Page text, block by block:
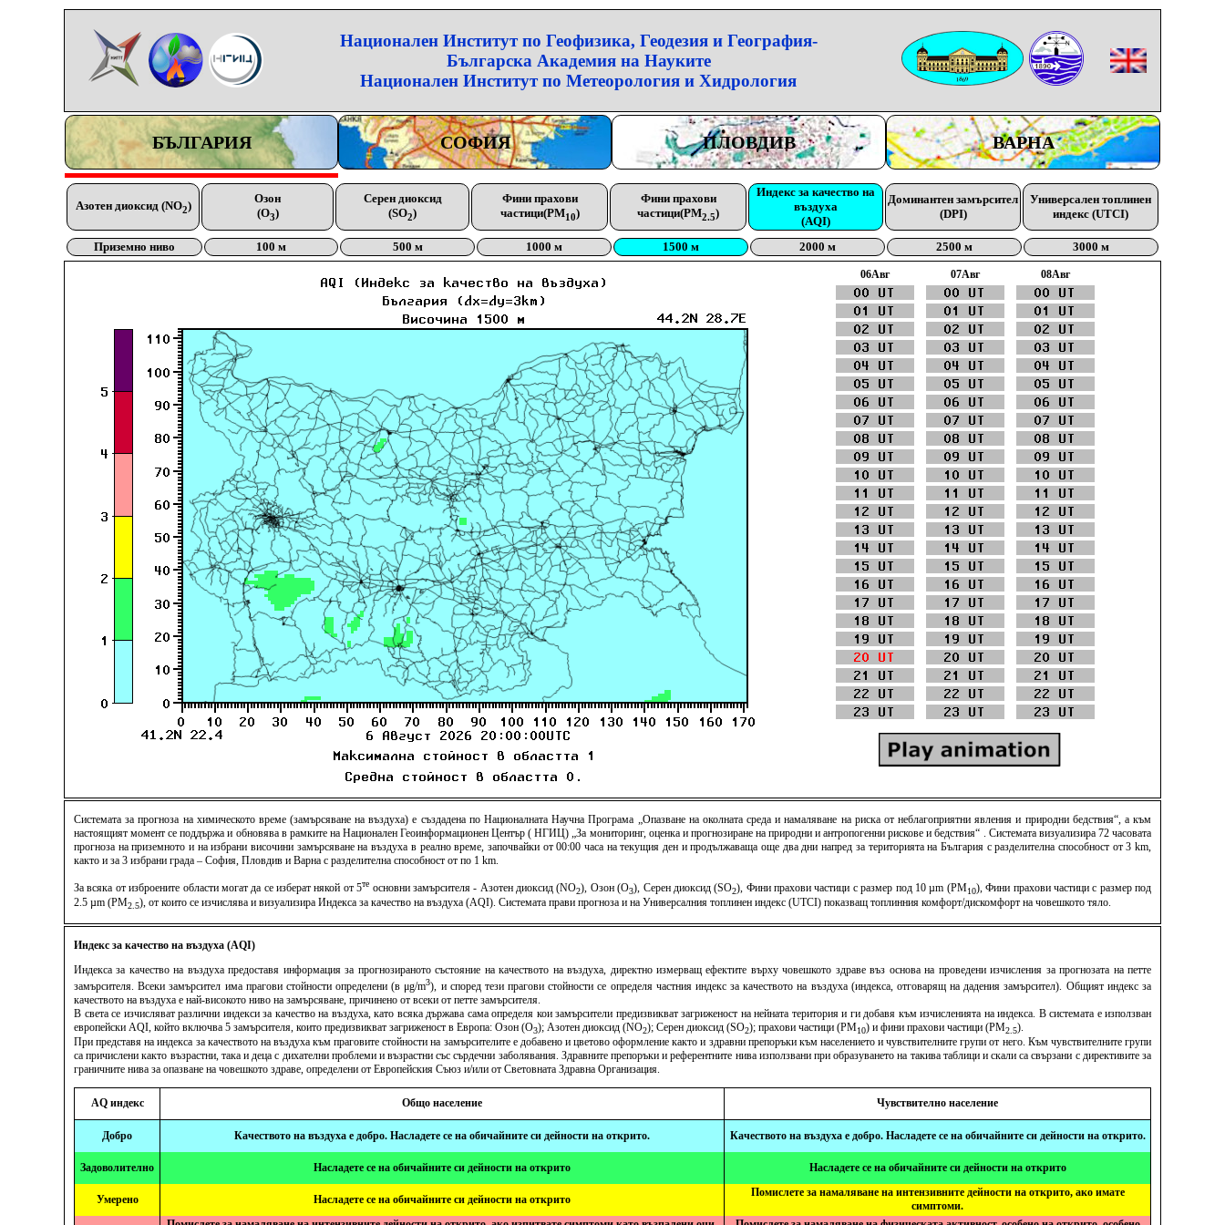
Национален Институт по Геофизика, Геодезия и География-
Българска Академия на Науките
Национален Институт по Метеорология и Хидрология
БЪЛГАРИЯ СОФИЯ ПЛОВДИВ ВАРНА
Азотен диоксид (NO2)
Озон
(O3)
Серен диоксид
(SO2)
Фини прахови
частици(PM10)
Фини прахови
частици(PM2.5)
Индекс за качество на
въздуха
(AQI)
Доминантен замърсител
(DPI)
Универсален топлинен
индекс (UTCI)
Приземно ниво 100 м 500 м 1000 м 1500 м 2000 м 2500 м 3000 м
06Aвг 07Aвг 08Aвг
Системата за прогноза на химическото време (замърсяване на въздуха) е създадена по Националната Научна Програма „Опазване на околната среда и намаляване на риска от неблагоприятни явления и природни бедствия“, а към
настоящият момент се поддържа и обновява в рамките на Национален Геоинформационен Център ( НГИЦ) „За мониторинг, оценка и прогнозиране на природни и антропогенни рискове и бедствия“ . Системата визуализира 72 часовата
прогноза на приземното и на избрани височини замърсяване на въздуха в реално време, започвайки от 00:00 часа на текущия ден и продължаваща още два дни напред за територията на България с разделителна способност от 3 km,
както и за 3 избрани града – София, Пловдив и Варна с разделителна способност от по 1 km.
За всяка от изброените области могат да се изберат някой от 5те основни замърсителя - Азотен диоксид (NO2), Озон (O3), Серен диоксид (SO2), Фини прахови частици с размер под 10 µm (PM10), Фини прахови частици с размер под
2.5 µm (PM2.5), от които се изчислява и визуализира Индекса за качество на въздуха (AQI). Системата прави прогноза и на Универсалния топлинен индекс (UTCI) показващ топлинния комфорт/дискомфорт на човешкото тяло.
Индекс за качество на въздуха (AQI)
Индекса за качество на въздуха предоставя информация за прогнозираното състояние на качеството на въздуха, директно измерващ ефектите върху човешкото здраве въз основа на проведени изчисления за прогнозата на петте
замърсителя. Всеки замърсител има прагови стойности определени (в μg/m3), и според тези прагови стойности се определя частния индекс за качеството на въздуха (индекса, отговарящ на дадения замърсител). Общият индекс за
качеството на въздуха е най-високото ниво на замърсяване, причинено от всеки от петте замърсителя.
В света се изчисляват различни индекси за качество на въздуха, като всяка държава сама определя кои замърсители предизвикват загриженост на нейната територия и ги добавя към изчисленията на индекса. В системата е използван
европейски AQI, който включва 5 замърсителя, които предизвикват загриженост в Европа: Озон (O3); Азотен диоксид (NO2); Серен диоксид (SO2); прахови частици (PM10) и фини прахови частици (PM2.5).
При представя на индекса за качеството на въздуха към праговите стойности на замърсителите е добавено и цветово оформление както и здравни препоръки към населението и чувствителните групи от него. Към чувствителните групи
са причислени както възрастни, така и деца с дихателни проблеми и възрастни със сърдечни заболявания. Здравните препоръки и референтните нива използвани при образуването на такива таблици и скали са свързани с директивите за
граничните нива за опазване на човешкото здраве, определени от Европейския Съюз и/или от Световната Здравна Организация.
AQ индекс Общо население Чувствително население
Добро Качеството на въздуха е добро. Насладете се на обичайните си дейности на открито. Качеството на въздуха е добро. Насладете се на обичайните си дейности на открито.
Задоволително Насладете се на обичайните си дейности на открито Насладете се на обичайните си дейности на открито
Умерено Насладете се на обичайните си дейности на открито
Помислете за намаляване на интензивните дейности на открито, ако имате
симптоми.